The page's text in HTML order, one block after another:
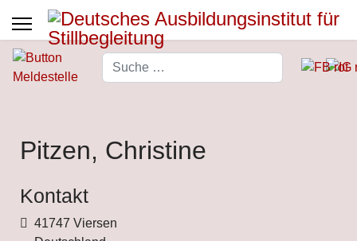
Suchen
Pitzen, Christine
Kontakt
Adresse
41747 Viersen